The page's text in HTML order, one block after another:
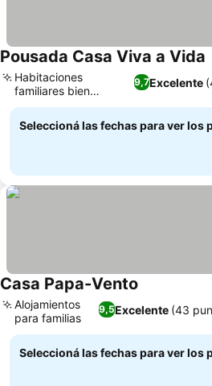
Pousada Casa Viva a Vida
9,7Excelente
Habitaciones
familiares bien
equipadas
Seleccioná las fechas para ver los
Casa Papa-Vento
9,5Excelente (43
Alojamientos
para familias
Seleccioná las fechas para ver los